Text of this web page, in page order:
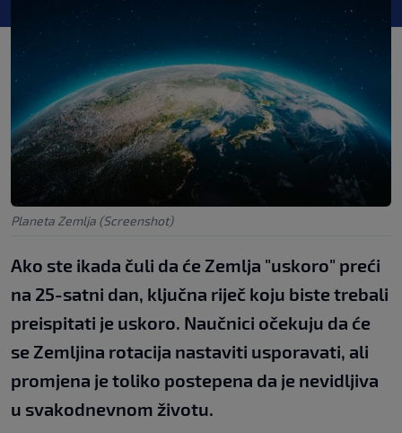
Planeta Zemlja (Screenshot)
Ako ste ikada čuli da će Zemlja "uskoro" preći
na 25-satni dan, ključna riječ koju biste trebali
preispitati je uskoro. Naučnici očekuju da će
se Zemljina rotacija nastaviti usporavati, ali
promjena je toliko postepena da je nevidljiva
u svakodnevnom životu.